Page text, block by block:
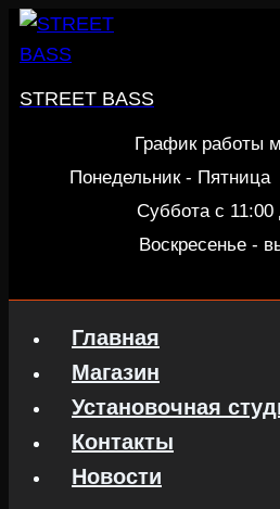
Перейти
STREET BASS
График работы
Понедельник - Пятница
Суббота с 11:00
Воскресенье -
Главная
Магазин
Установочная
Контакты
Новости